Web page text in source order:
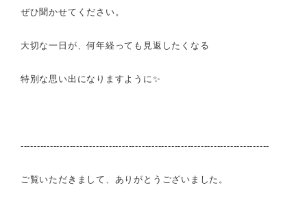
ぜひ聞かせてください。
大切な一日が、何年経っても見返したくなる
特別な思い出になりますように✨
----------------------------------------------------------------------------
ご覧いただきまして、ありがとうございました。